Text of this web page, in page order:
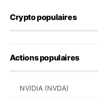
Crypto populaires
Actions populaires
NVIDIA (NVDA)